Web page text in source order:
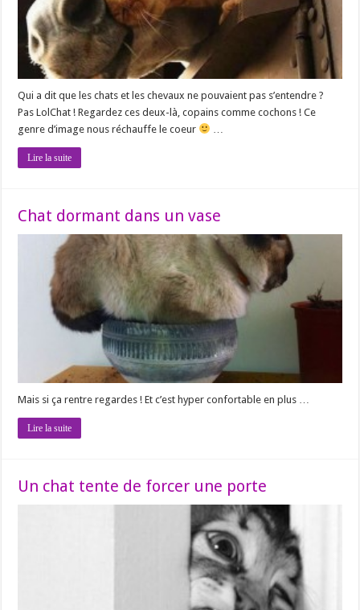
Qui a dit que les chats et les chevaux ne pouvaient pas s’entendre ?
Pas LolChat ! Regardez ces deux-là, copains comme cochons ! Ce
genre d’image nous réchauffe le coeur
Lire la suite
Chat dormant dans un vase
Mais si ça rentre regardes ! Et c’est hyper confortable en plus …
Lire la suite
Un chat tente de forcer une porte